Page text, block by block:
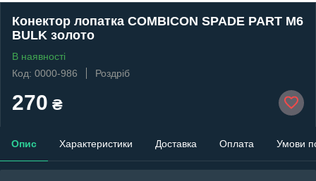
Конектор лопатка COMBICON SPADE PART M6
BULK золото
В наявності
Код: 0000-986
Роздріб
270 ₴
Опис Характеристики Доставка Оплата Умови